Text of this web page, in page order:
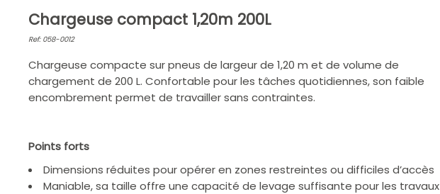
of
2
Chargeuse compact 1,20m 200L
Ref: 058-0012
Chargeuse compacte sur pneus de largeur de 1,20 m et de volume de
chargement de 200 L. Confortable pour les tâches quotidiennes, son faible
encombrement permet de travailler sans contraintes.
Points forts
Dimensions réduites pour opérer en zones restreintes ou difficiles d’accès
Maniable, sa taille offre une capacité de levage suffisante pour les travaux